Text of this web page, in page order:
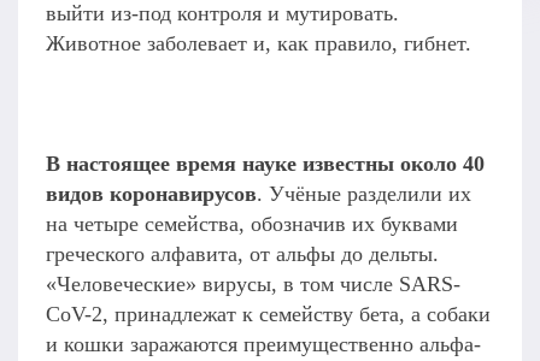
выйти из-под контроля и мутировать.
Животное заболевает и, как правило, гибнет.
В настоящее время науке известны около 40
видов коронавирусов. Учёные разделили их
на четыре семейства, обозначив их буквами
греческого алфавита, от альфы до дельты.
«Человеческие» вирусы, в том числе SARS-
CoV-2, принадлежат к семейству бета, а собаки
и кошки заражаются преимущественно альфа-